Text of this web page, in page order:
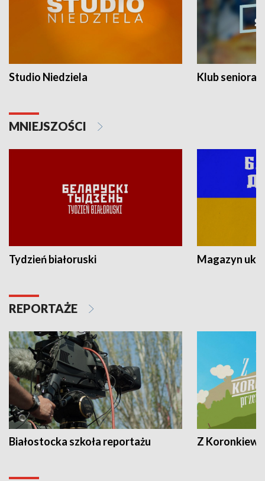
Studio Niedziela Klub seniora
MNIEJSZOŚCI
Tydzień białoruski Magazyn
REPORTAŻE
Białostocka szkoła reportażu Z